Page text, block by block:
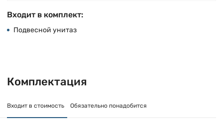
Входит в комплект:
Подвесной унитаз
Комплектация
Входит в стоимость Обязательно понадобится